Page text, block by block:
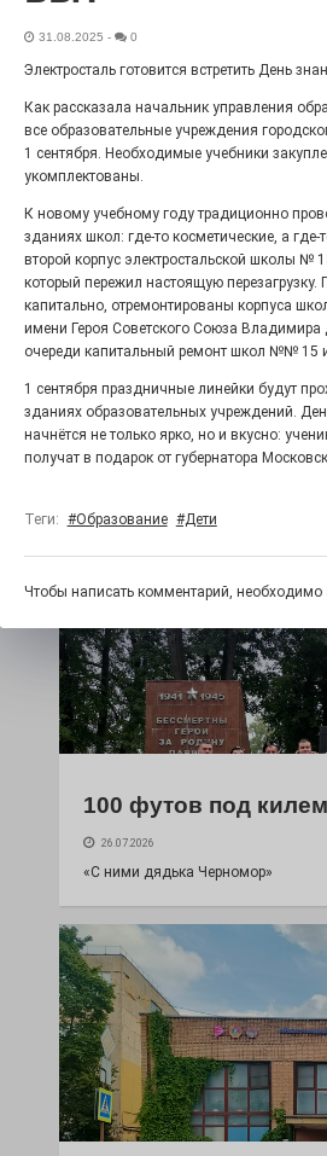
проект, на который
«Районы-кварталы»
путешествуют по
27.07.2026
Радость в квадрате! На этой
100 футов под
26.07.2026
«С ними дядька Черномор»
31.08.2025 - 0
Электросталь готовится встретить День
Как рассказала начальник управления
все образовательные учреждения
1 сентября. Необходимые учебники
укомплектованы.
К новому учебному году традиционно
зданиях школ: где-то косметические, а
второй корпус электростальской школы
который пережил настоящую
капитально, отремонтированы корпуса
имени Героя Советского Союза
очереди капитальный ремонт школ №№ 15
1 сентября праздничные линейки будут
зданиях образовательных учреждений.
начнётся не только ярко, но и вкусно:
получат в подарок от губернатора
Теги: #Образование #Дети
Чтобы написать комментарий, необходимо